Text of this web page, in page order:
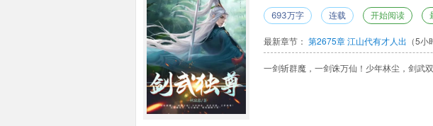
693万字 连载 开始阅读
最新章节： 第2675章 江山代有才人出 （5小
一剑斩群魔，一剑诛万仙！少年林尘，剑武